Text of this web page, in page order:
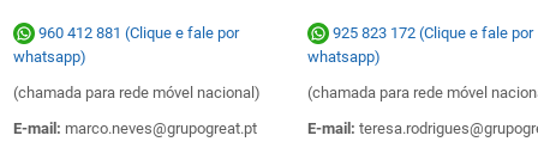
960 412 881 (Clique e fale por
whatsapp)
(chamada para rede móvel nacional)
E-mail: marco.neves@grupogreat.pt
925 823 172 (Clique e fale por
whatsapp)
(chamada para rede móvel
E-mail: